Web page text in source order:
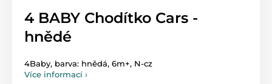
4 BABY Chodítko Cars -
hnědé
4Baby, barva: hnědá, 6m+, N-cz
Více informací ›